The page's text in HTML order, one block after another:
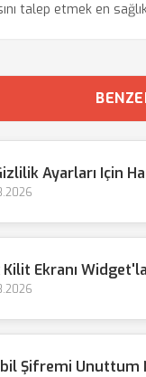
talep etmek en
Ayarları Için
Kilit Ekranı
Şifremi Unuttum